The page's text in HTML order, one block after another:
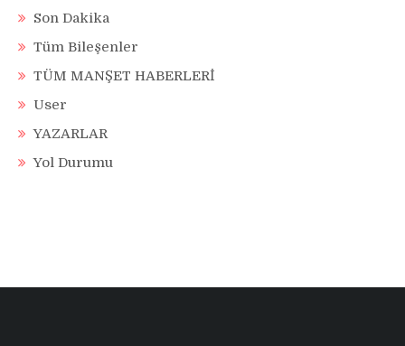
Son Dakika
Tüm Bileşenler
TÜM MANŞET HABERLERİ
User
YAZARLAR
Yol Durumu